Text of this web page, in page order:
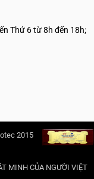
Thứ 6 từ 8h đến 18h;
MINH CỦA NGƯỜI VIỆT
2015